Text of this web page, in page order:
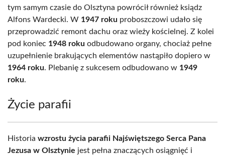
tym samym czasie do Olsztyna powrócił również ksiądz
Alfons Wardecki. W 1947 roku proboszczowi udało się
przeprowadzić remont dachu oraz wieży kościelnej. Z kolei
pod koniec 1948 roku odbudowano organy, chociaż pełne
uzupełnienie brakujących elementów nastąpiło dopiero w
1964 roku. Plebanię z sukcesem odbudowano w 1949
roku.
Życie parafii
Historia wzrostu życia parafii Najświętszego Serca Pana
Jezusa w Olsztynie jest pełna znaczących osiągnięć i